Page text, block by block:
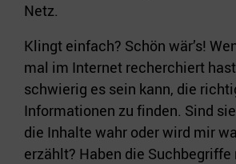
Netz.
Klingt einfach? Schön wär’s!
mal im Internet recherchiert
schwierig es sein kann, die
Informationen zu finden. Sind
die Inhalte wahr oder wird mir
erzählt? Haben die Suchbegriffe